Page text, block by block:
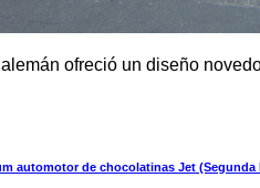
ofreció un diseño
automotor de chocolatinas Jet (Segunda